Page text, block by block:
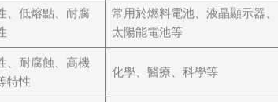
、低熔點、耐腐
常用於燃料電池、液晶顯示器、
太陽能電池等
、耐腐蝕、高機
特性
化學、醫療、科學等